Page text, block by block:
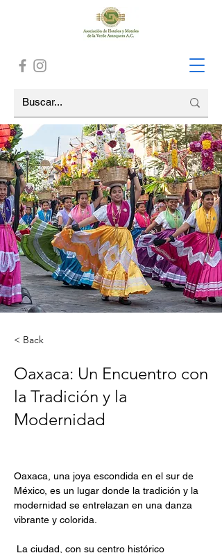
< Back
Oaxaca: Un Encuentro con
la Tradición y la
Modernidad
Oaxaca, una joya escondida en el sur de
México, es un lugar donde la tradición y la
modernidad se entrelazan en una danza
vibrante y colorida.